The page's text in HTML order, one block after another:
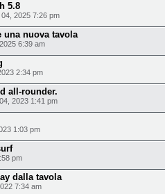
5.8
2025 7:26 pm
una nuova tavola
6:39 am
2:34 pm
all-rounder.
2023 1:41 pm
1:03 pm
pm
dalla tavola
7:34 am